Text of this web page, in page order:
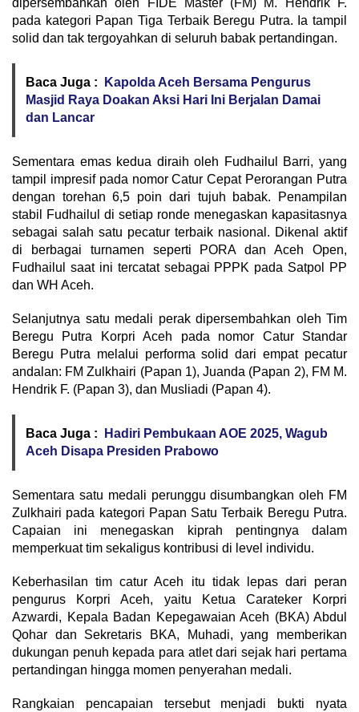
dipersembahkan oleh FIDE Master (FM) M. Hendrik F.
pada kategori Papan Tiga Terbaik Beregu Putra. Ia tampil
solid dan tak tergoyahkan di seluruh babak pertandingan.
Baca Juga :
Kapolda Aceh Bersama Pengurus
Masjid Raya Doakan Aksi Hari Ini Berjalan Damai
dan Lancar
Sementara emas kedua diraih oleh Fudhailul Barri, yang
tampil impresif pada nomor Catur Cepat Perorangan Putra
dengan torehan 6,5 poin dari tujuh babak. Penampilan
stabil Fudhailul di setiap ronde menegaskan kapasitasnya
sebagai salah satu pecatur terbaik nasional. Dikenal aktif
di berbagai turnamen seperti PORA dan Aceh Open,
Fudhailul saat ini tercatat sebagai PPPK pada Satpol PP
dan WH Aceh.
Selanjutnya satu medali perak dipersembahkan oleh Tim
Beregu Putra Korpri Aceh pada nomor Catur Standar
Beregu Putra melalui performa solid dari empat pecatur
andalan: FM Zulkhairi (Papan 1), Juanda (Papan 2), FM M.
Hendrik F. (Papan 3), dan Musliadi (Papan 4).
Baca Juga :
Hadiri Pembukaan AOE 2025, Wagub
Aceh Disapa Presiden Prabowo
Sementara satu medali perunggu disumbangkan oleh FM
Zulkhairi pada kategori Papan Satu Terbaik Beregu Putra.
Capaian ini menegaskan kiprah pentingnya dalam
memperkuat tim sekaligus kontribusi di level individu.
Keberhasilan tim catur Aceh itu tidak lepas dari peran
pengurus Korpri Aceh, yaitu Ketua Carateker Korpri
Azwardi, Kepala Badan Kepegawaian Aceh (BKA) Abdul
Qohar dan Sekretaris BKA, Muhadi, yang memberikan
dukungan penuh kepada para atlet dari sejak hari pertama
pertandingan hingga momen penyerahan medali.
Rangkaian pencapaian tersebut menjadi bukti nyata